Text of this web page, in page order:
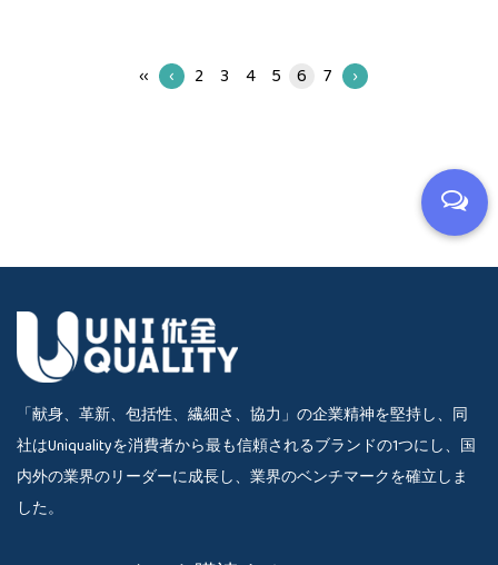
‹‹ ‹ 2 3 4 5 6 7 ›
「献身、革新、包括性、繊細さ、協力」の企業精神を堅持し、同
社はUniqualityを消費者から最も信頼されるブランドの1つにし、国
内外の業界のリーダーに成長し、業界のベンチマークを確立しま
した。